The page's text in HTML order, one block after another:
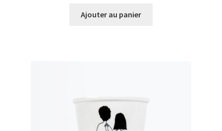
initial
actuel
Ajouter au panier